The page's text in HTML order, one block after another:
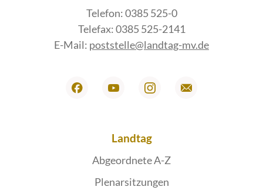
Telefon: 0385 525-0
Telefax: 0385 525-2141
E-Mail: poststelle@landtag-mv.de
Landtag
Abgeordnete A-Z
Plenarsitzungen